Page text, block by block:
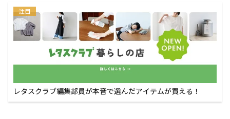
注目
レタスクラブ編集部員が本音で選んだアイテムが買える！